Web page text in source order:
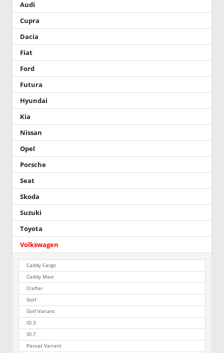
Audi
Cupra
Dacia
Fiat
Ford
Futura
Hyundai
Kia
Nissan
Opel
Porsche
Seat
Skoda
Suzuki
Toyota
Volkswagen
Caddy Cargo
Caddy Maxi
Crafter
Golf
Golf Variant
ID.3
ID.7
Passat Variant